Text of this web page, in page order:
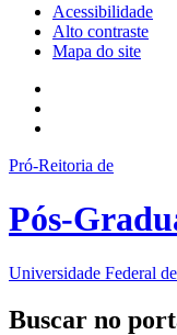
Acessibilidade
Alto contraste
Mapa do site
Pró-Reitoria de
Pós-
Universidade Federal
Buscar no